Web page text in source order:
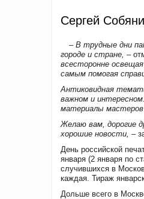
Сергей
– В трудные дни
городе и стране, –
всесторонне
самым помогая
Антиковидная
важном и
материалы мастеров
Желаю вам, дорогие
хорошие новости, –
День российской
января (2 января по
случившихся в
каждая. Тираж
Дольше всего в